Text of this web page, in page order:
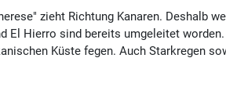
zieht Richtung Kanaren. Deshalb
El Hierro sind bereits umgeleitet
Küste fegen. Auch Starkregen